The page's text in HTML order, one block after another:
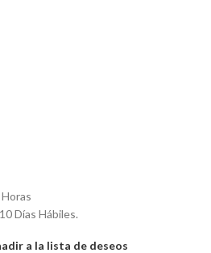
Días Hábiles.
a la lista de deseos